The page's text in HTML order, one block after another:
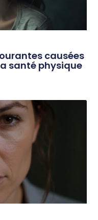
causées
santé physique